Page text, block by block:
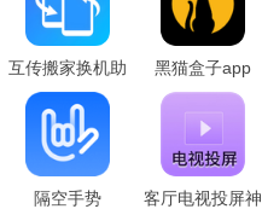
互传搬家换机助
手
黑猫盒子app
隔空手势
客厅电视投屏神